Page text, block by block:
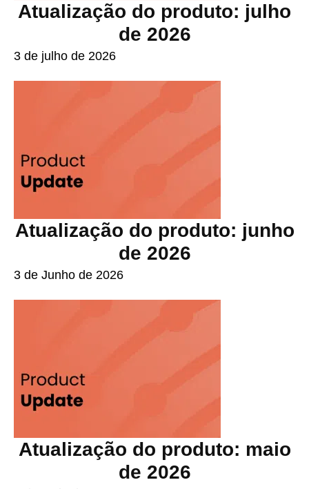
Atualização do produto: julho
de 2026
3 de julho de 2026
Atualização do produto: junho
de 2026
3 de Junho de 2026
Atualização do produto: maio
de 2026